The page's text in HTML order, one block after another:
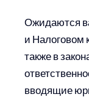
Ожидаются
и Налоговом
также в
вводящие